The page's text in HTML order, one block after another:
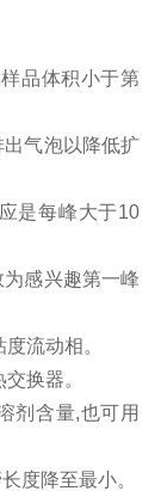
品体积小于第
气泡以降低扩
是每峰大于10
感兴趣第一峰
流动相。
换器。
剂含量,也可用
度降至最小。